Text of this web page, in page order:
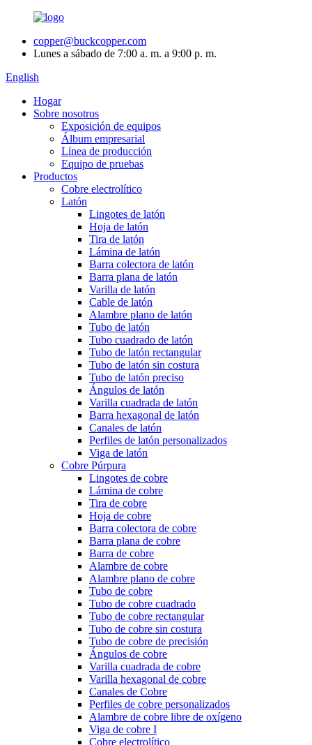
copper@buckcopper.com
Lunes a sábado de 7:00 a. m. a 9:00 p. m.
English
Hogar
Sobre nosotros
Exposición de equipos
Álbum empresarial
Línea de producción
Equipo de pruebas
Productos
Cobre electrolítico
Latón
Lingotes de latón
Hoja de latón
Tira de latón
Lámina de latón
Barra colectora de latón
Barra plana de latón
Varilla de latón
Cable de latón
Alambre plano de latón
Tubo de latón
Tubo cuadrado de latón
Tubo de latón rectangular
Tubo de latón sin costura
Tubo de latón preciso
Ángulos de latón
Varilla cuadrada de latón
Barra hexagonal de latón
Canales de latón
Perfiles de latón personalizados
Viga de latón
Cobre Púrpura
Lingotes de cobre
Lámina de cobre
Tira de cobre
Hoja de cobre
Barra colectora de cobre
Barra plana de cobre
Barra de cobre
Alambre de cobre
Alambre plano de cobre
Tubo de cobre
Tubo de cobre cuadrado
Tubo de cobre rectangular
Tubo de cobre sin costura
Tubo de cobre de precisión
Ángulos de cobre
Varilla cuadrada de cobre
Varilla hexagonal de cobre
Canales de Cobre
Perfiles de cobre personalizados
Alambre de cobre libre de oxígeno
Viga de cobre I
Cobre electrolítico